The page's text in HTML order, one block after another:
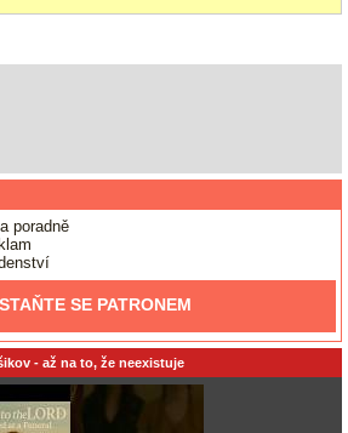
poradně
STAŇTE SE PATRONEM
- až na to, že neexistuje